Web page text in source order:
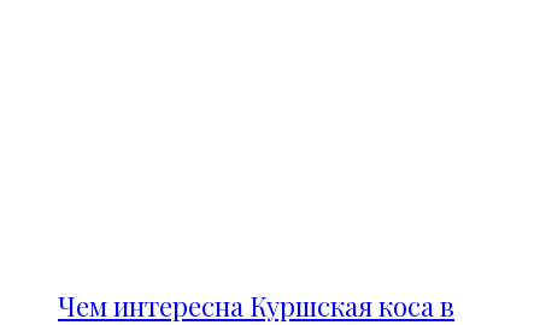
Чем интересна Куршская коса в